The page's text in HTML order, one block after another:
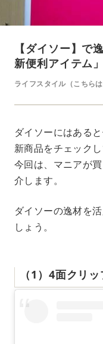
【ダイソー】で
新便利アイテム
ライフスタイル（こちらは
ダイソーにはある
新商品をチェック
今回は、マニアが
介します。
ダイソーの逸材を
しょう。
（1）4面クリ